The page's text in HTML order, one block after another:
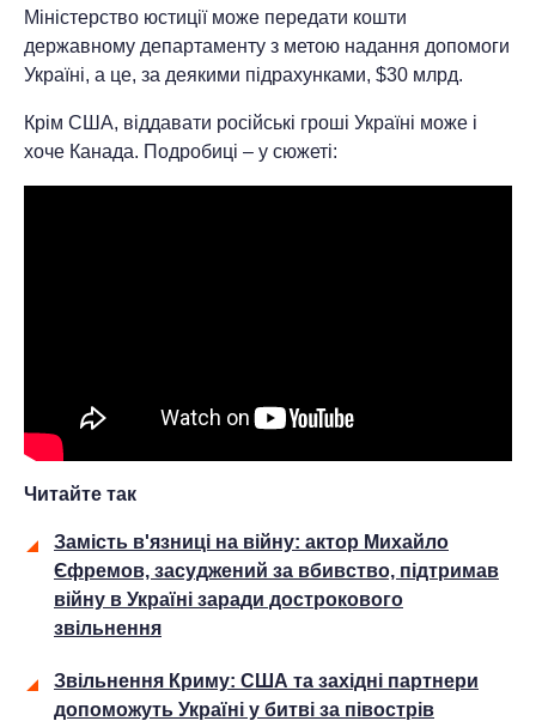
Міністерство юстиції може передати кошти
державному департаменту з метою надання допомоги
Україні, а це, за деякими підрахунками, $30 млрд.
Крім США, віддавати російські гроші Україні може і
хоче Канада. Подробиці – у сюжеті:
Читайте так
Замість в'язниці на війну: актор Михайло
Єфремов, засуджений за вбивство, підтримав
війну в Україні заради дострокового
звільнення
Звільнення Криму: США та західні партнери
допоможуть Україні у битві за півострів